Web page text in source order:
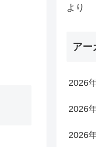
より
アー
2026
2026
2026